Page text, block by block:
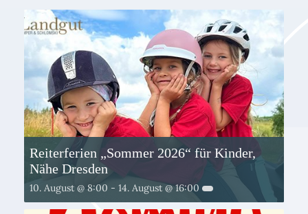
Reiterferien „Sommer 2026“ für Kinder,
Nähe Dresden
10. August @ 8:00 - 14. August @ 16:00